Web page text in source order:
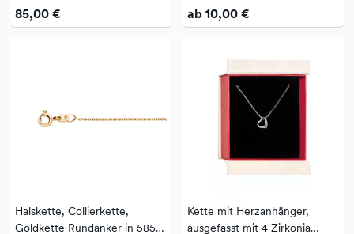
von 100 Euro
85,00 €
persönlich und doch praktisch
ab 10,00 €
Halskette, Collierkette,
Goldkette Rundanker in 585
Kette mit Herzanhänger,
ausgefasst mit 4 Zirkonia